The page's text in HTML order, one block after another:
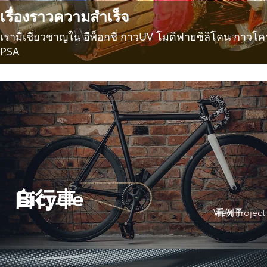
เรื่องราวความสำเร็จ
เรามีเชี่ยวชาญใน อีพ็อกซี่ กาวUV โมดิฟายซิลิโคน กาวโ
PSA
自行車
Bicycle
看例子
View Project